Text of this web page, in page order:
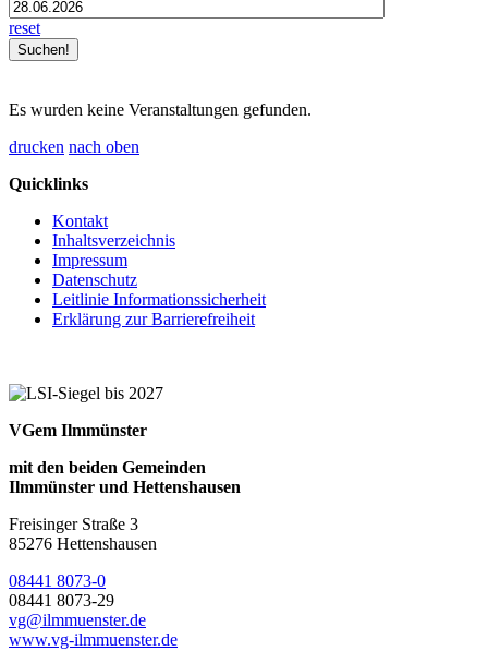
reset
Es wurden keine Veranstaltungen gefunden.
drucken nach oben
Quicklinks
Kontakt
Inhaltsverzeichnis
Impressum
Datenschutz
Leitlinie Informationssicherheit
Erklärung zur Barrierefreiheit
VGem Ilmmünster
mit den beiden Gemeinden
Ilmmünster und Hettenshausen
Freisinger Straße 3
85276 Hettenshausen
08441 8073-0
08441 8073-29
vg@ilmmuenster.de
www.vg-ilmmuenster.de